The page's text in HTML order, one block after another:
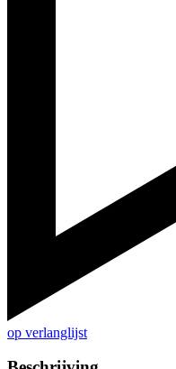
op verlanglijst